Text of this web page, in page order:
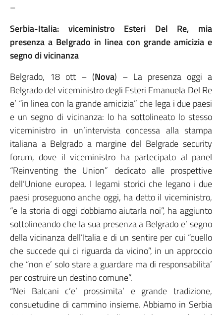
–
Serbia-Italia: viceministro Esteri Del Re, mia
presenza a Belgrado in linea con grande amicizia e
segno di vicinanza
Belgrado, 18 ott – (Nova) – La presenza oggi a
Belgrado del viceministro degli Esteri Emanuela Del Re
e’ “in linea con la grande amicizia” che lega i due paesi
e un segno di vicinanza: lo ha sottolineato lo stesso
viceministro in un’intervista concessa alla stampa
italiana a Belgrado a margine del Belgrade security
forum, dove il viceministro ha partecipato al panel
“Reinventing the Union” dedicato alle prospettive
dell’Unione europea. I legami storici che legano i due
paesi proseguono anche oggi, ha detto il viceministro,
“e la storia di oggi dobbiamo aiutarla noi”, ha aggiunto
sottolineando che la sua presenza a Belgrado e’ segno
della vicinanza dell’Italia e di un sentire per cui “quello
che succede qui ci riguarda da vicino”, in un approccio
che “non e’ solo stare a guardare ma di responsabilita’
per costruire un destino comune”.
“Nei Balcani c’e’ prossimita’ e grande tradizione,
consuetudine di cammino insieme. Abbiamo in Serbia